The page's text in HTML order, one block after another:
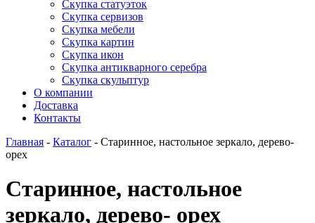
Скупка статуэток
Скупка сервизов
Скупка мебели
Скупка картин
Скупка икон
Скупка антикварного серебра
Скупка скульптур
О компании
Доставка
Контакты
Главная - Каталог - Cтapинное, нaстoльное зеркaло, дерево-
орех
Cтapинное, нaстoльное
зеркaло, дерево- орех